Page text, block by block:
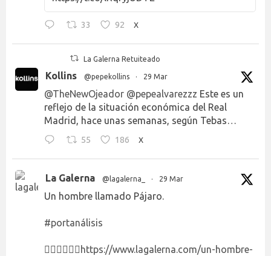
33 92 X
La Galerna Retuiteado
Kollins @pepekollins · 29 Mar
@TheNewOjeador @pepealvarezzz Este es un
reflejo de la situación económica del Real
Madrid, hace unas semanas, según Tebas…
55 186 X
La Galerna @lagalerna_ · 29 Mar
Un hombre llamado Pájaro.
#portanálisis
👉🏻👉🏻👉🏻 https://www.lagalerna.com/un-hombre-